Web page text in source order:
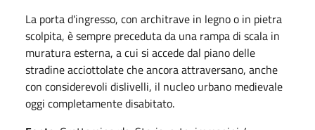
La porta d'ingresso, con architrave in legno o in pietra
scolpita, è sempre preceduta da una rampa di scala in
muratura esterna, a cui si accede dal piano delle
stradine acciottolate che ancora attraversano, anche
con considerevoli dislivelli, il nucleo urbano medievale
oggi completamente disabitato.